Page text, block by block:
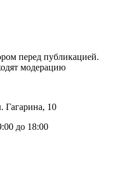
перед публикацией.
модерацию
Гагарина, 10
до 18:00